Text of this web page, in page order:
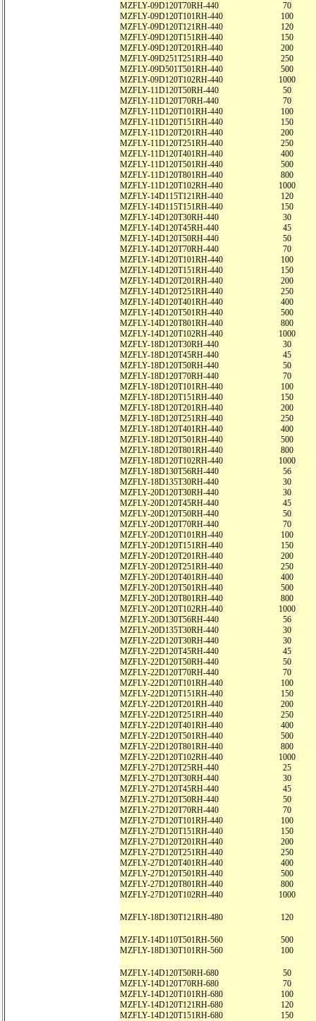
MZFLY-09D120T70RH-440
70
MZFLY-09D120T101RH-440
100
MZFLY-09D120T121RH-440
120
MZFLY-09D120T151RH-440
150
MZFLY-09D120T201RH-440
200
MZFLY-09D251T251RH-440
250
MZFLY-09D501T501RH-440
500
MZFLY-09D120T102RH-440
1000
MZFLY-11D120T50RH-440
50
MZFLY-11D120T70RH-440
70
MZFLY-11D120T101RH-440
100
MZFLY-11D120T151RH-440
150
MZFLY-11D120T201RH-440
200
MZFLY-11D120T251RH-440
250
MZFLY-11D120T401RH-440
400
MZFLY-11D120T501RH-440
500
MZFLY-11D120T801RH-440
800
MZFLY-11D120T102RH-440
1000
MZFLY-14D115T121RH-440
120
MZFLY-14D115T151RH-440
150
MZFLY-14D120T30RH-440
30
MZFLY-14D120T45RH-440
45
MZFLY-14D120T50RH-440
50
MZFLY-14D120T70RH-440
70
MZFLY-14D120T101RH-440
100
MZFLY-14D120T151RH-440
150
MZFLY-14D120T201RH-440
200
MZFLY-14D120T251RH-440
250
MZFLY-14D120T401RH-440
400
MZFLY-14D120T501RH-440
500
MZFLY-14D120T801RH-440
800
MZFLY-14D120T102RH-440
1000
MZFLY-18D120T30RH-440
30
MZFLY-18D120T45RH-440
45
MZFLY-18D120T50RH-440
50
MZFLY-18D120T70RH-440
70
MZFLY-18D120T101RH-440
100
MZFLY-18D120T151RH-440
150
MZFLY-18D120T201RH-440
200
MZFLY-18D120T251RH-440
250
MZFLY-18D120T401RH-440
400
MZFLY-18D120T501RH-440
500
MZFLY-18D120T801RH-440
800
MZFLY-18D120T102RH-440
1000
MZFLY-18D130T56RH-440
56
MZFLY-18D135T30RH-440
30
MZFLY-20D120T30RH-440
30
MZFLY-20D120T45RH-440
45
MZFLY-20D120T50RH-440
50
MZFLY-20D120T70RH-440
70
MZFLY-20D120T101RH-440
100
MZFLY-20D120T151RH-440
150
MZFLY-20D120T201RH-440
200
MZFLY-20D120T251RH-440
250
MZFLY-20D120T401RH-440
400
MZFLY-20D120T501RH-440
500
MZFLY-20D120T801RH-440
800
MZFLY-20D120T102RH-440
1000
MZFLY-20D130T56RH-440
56
MZFLY-20D135T30RH-440
30
MZFLY-22D120T30RH-440
30
MZFLY-22D120T45RH-440
45
MZFLY-22D120T50RH-440
50
MZFLY-22D120T70RH-440
70
MZFLY-22D120T101RH-440
100
MZFLY-22D120T151RH-440
150
MZFLY-22D120T201RH-440
200
MZFLY-22D120T251RH-440
250
MZFLY-22D120T401RH-440
400
MZFLY-22D120T501RH-440
500
MZFLY-22D120T801RH-440
800
MZFLY-22D120T102RH-440
1000
MZFLY-27D120T25RH-440
25
MZFLY-27D120T30RH-440
30
MZFLY-27D120T45RH-440
45
MZFLY-27D120T50RH-440
50
MZFLY-27D120T70RH-440
70
MZFLY-27D120T101RH-440
100
MZFLY-27D120T151RH-440
150
MZFLY-27D120T201RH-440
200
MZFLY-27D120T251RH-440
250
MZFLY-27D120T401RH-440
400
MZFLY-27D120T501RH-440
500
MZFLY-27D120T801RH-440
800
MZFLY-27D120T102RH-440
1000
MZFLY-18D130T121RH-480 120
MZFLY-14D110T501RH-560
500
MZFLY-18D130T101RH-560
100
MZFLY-14D120T50RH-680
50
MZFLY-14D120T70RH-680
70
MZFLY-14D120T101RH-680
100
MZFLY-14D120T121RH-680
120
MZFLY-14D120T151RH-680
150